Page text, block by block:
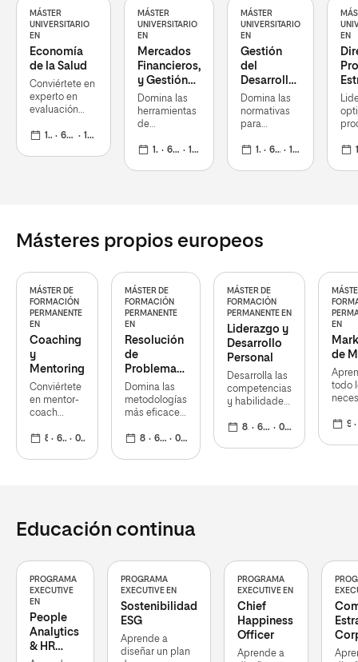
MÁSTER
UNIVERSITARIO
EN
Economía
de la Salud
Conviértete en
experto en
evaluación
medicamentos
1 curso 60 ECTS 16 mar 2026
MÁSTER
UNIVERSITARIO
EN
Mercados
Financieros,
y Gestión
de Cartera
Domina las
herramientas
de
artificial y
1 curso 60 ECTS 16 mar 2026
MÁSTER
UNIVERSITARIO
EN
Gestión
del
Desarrollo
Sostenible
Domina las
normativas
para
forma eficaz
1 curso 60 ECTS 16 mar 2026
EN
en 1 curso
Másteres propios europeos
MÁSTER DE
FORMACIÓN
PERMANENTE
EN
Coaching
y
Mentoring
Conviértete
en mentor-
coach
y
8 meses 60 ECTS 02 nov 2026
MÁSTER DE
FORMACIÓN
PERMANENTE
EN
Resolución
de
Problemas
Complejos
Domina las
metodologías
más eficaces
de 8 meses 60 ECTS 02 nov 2026
MÁSTER DE
FORMACIÓN
PERMANENTE EN
Liderazgo y
Desarrollo
Personal
Desarrolla las
competencias
y habilidades
necesitas
8 meses 60 ECTS 02 nov 2026
EN
de
todo
9 meses
Educación continua
PROGRAMA
EXECUTIVE
EN
People
Analytics
& HR
PROGRAMA
EXECUTIVE EN
Sostenibilidad
ESG
Aprende a
diseñar un plan
PROGRAMA
EXECUTIVE EN
Chief
Happiness
Officer
Aprende a